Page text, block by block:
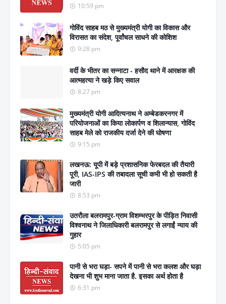
10:59 pm
गोविंद साहब मठ से मुख्यमंत्री योगी का विकास और
विरासत का संदेश, पूर्वांचल साधने की कोशिश
9:28 pm
वर्दी के भीतर का सन्नाटा - हसौद थाने में आरक्षक की
आत्महत्या ने खड़े किए सवाल
8:27 pm
मुख्यमंत्री योगी आदित्यनाथ ने अम्बेडकरनगर में
परियोजनाओं का किया लोकार्पण व शिलान्यास, गोविंद
साहब मेले को राजकीय दर्जा देने की घोषणा
9:15 pm
लखनऊ: यूपी में बड़े प्रशासनिक फेरबदल की तैयारी
पूरी, IAS-IPS की तबादला सूची कभी भी हो सकती है
जारी
8:53 pm
उतरौला बलरामपुर-ग्राम विशम्भरपुर के पीड़ित निवासी
विश्वनाथ ने जिलाधिकारी बलरामपुर से लगाईं न्याय की
गुहार
5:05 pm
पानी से भरा घड़ा- सपने में पानी से भरा कलश और घड़ा
देखना भी शुभ माना जाता है. इसका अर्थ होता है
6:31 pm